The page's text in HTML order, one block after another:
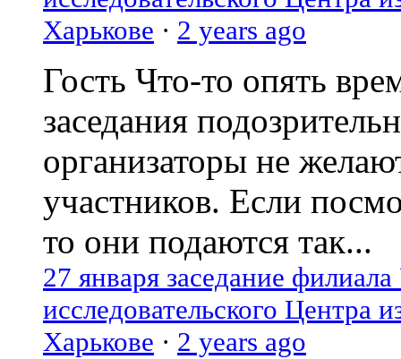
Харькове · 2 years ago
Гость Что-то опять
заседания
организаторы не
участников. Если
то они подаются так...
27 января заседание
исследовательского Центра
Харькове · 2 years ago